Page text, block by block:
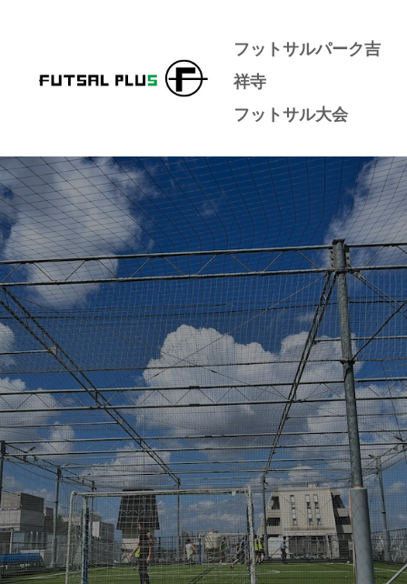
フットサルパーク吉
祥寺
フットサル大会